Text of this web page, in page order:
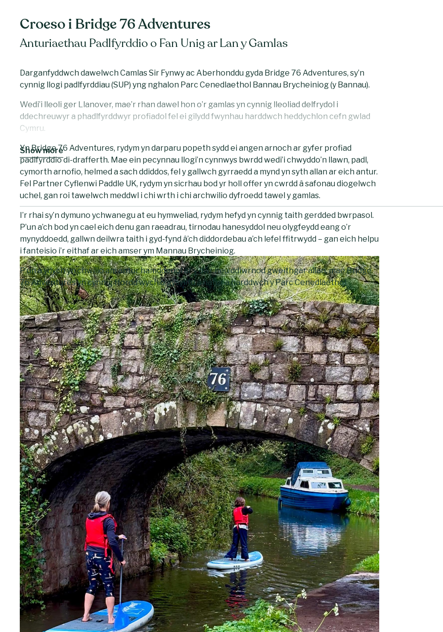
Croeso i Bridge 76 Adventures
Anturiaethau Padlfyrddio o Fan Unig ar Lan y Gamlas
Darganfyddwch dawelwch Camlas Sir Fynwy ac Aberhonddu gyda Bridge 76 Adventures, sy’n
cynnig llogi padlfyrddiau (SUP) yng nghalon Parc Cenedlaethol Bannau Brycheiniog (y Bannau).
Wedi’i lleoli ger Llanover, mae’r rhan dawel hon o’r gamlas yn cynnig lleoliad delfrydol i
ddechreuwyr a phadlfyrddwyr profiadol fel ei gilydd fwynhau harddwch heddychlon cefn gwlad
Cymru.
Yn Bridge 76 Adventures, rydym yn darparu popeth sydd ei angen arnoch ar gyfer profiad
padlfyrddio di-drafferth. Mae ein pecynnau llogi’n cynnwys bwrdd wedi’i chwyddo’n llawn, padl,
cymorth arnofio, helmed a sach ddiddos, fel y gallwch gyrraedd a mynd yn syth allan ar eich antur.
Fel Partner Cyflenwi Paddle UK, rydym yn sicrhau bod yr holl offer yn cwrdd â safonau diogelwch
uchel, gan roi tawelwch meddwl i chi wrth i chi archwilio dyfroedd tawel y gamlas.
I’r rhai sy’n dymuno ychwanegu at eu hymweliad, rydym hefyd yn cynnig taith gerdded bwrpasol.
P’un a’ch bod yn cael eich denu gan raeadrau, tirnodau hanesyddol neu olygfeydd eang o’r
mynyddoedd, gallwn deilwra taith i gyd-fynd â’ch diddordebau a’ch lefel ffitrwydd – gan eich helpu
i fanteisio i’r eithaf ar eich amser ym Mannau Brycheiniog.
P’un a ydych yn chwilio am antur hamddenol ar y dŵr neu ddiwrnod gweithgar allan, mae Bridge
76 Adventures yn cynnig ffordd wych o gysylltu â natur a harddwch y Parc Cenedlaethol.
Show more